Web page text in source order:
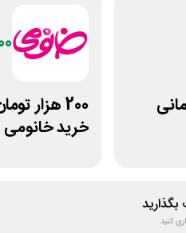
تومانی
200 هزار
خرید خانومی
کنید